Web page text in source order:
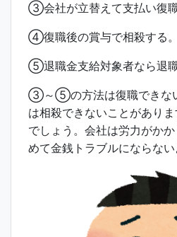
③会社が立替えて支払い復職
④復職後の賞与で相殺する。
⑤退職金支給対象者なら退職
③～⑤の方法は復職できな
は相殺できないことがあり
でしょう。会社は労力がか
めて金銭トラブルにならない